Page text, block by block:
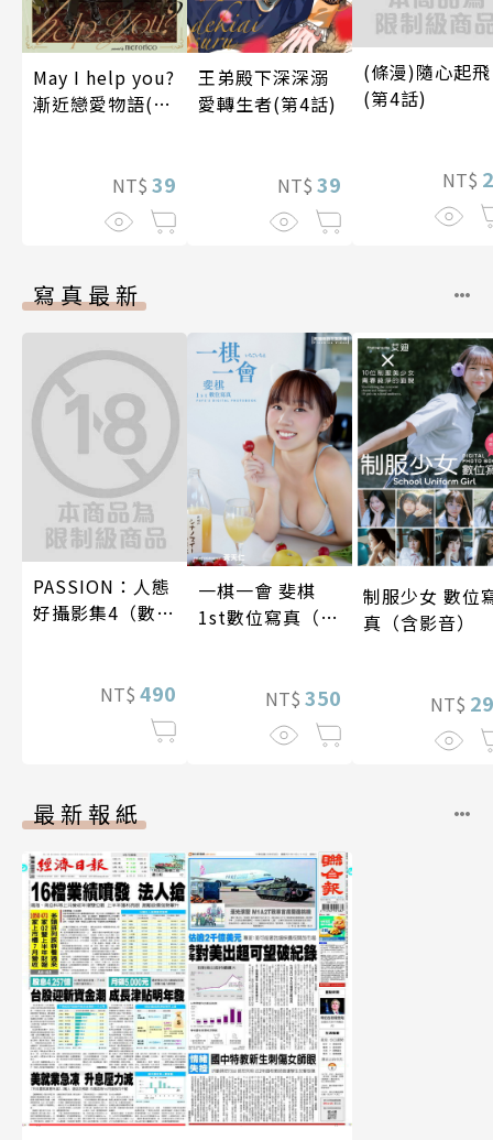
May I help you?
漸近戀愛物語(第
NT$ 39
王弟殿下深深溺
愛轉生者(第4話)
NT$ 39
(條漫)隨心起飛
(第4話)
NT$
寫真最新
PASSION：人態
好攝影集4（數位
NT$ 490
一棋一會 斐棋
1st數位寫真（含
NT$ 350
制服少女 數位
真（含影音）
NT$
最新報紙